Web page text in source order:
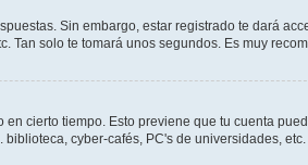
Sin embargo, estar registrado te dará
Tan solo te tomará unos segundos. Es muy
cierto tiempo. Esto previene que tu cuenta
cyber-cafés, PC's de universidades,